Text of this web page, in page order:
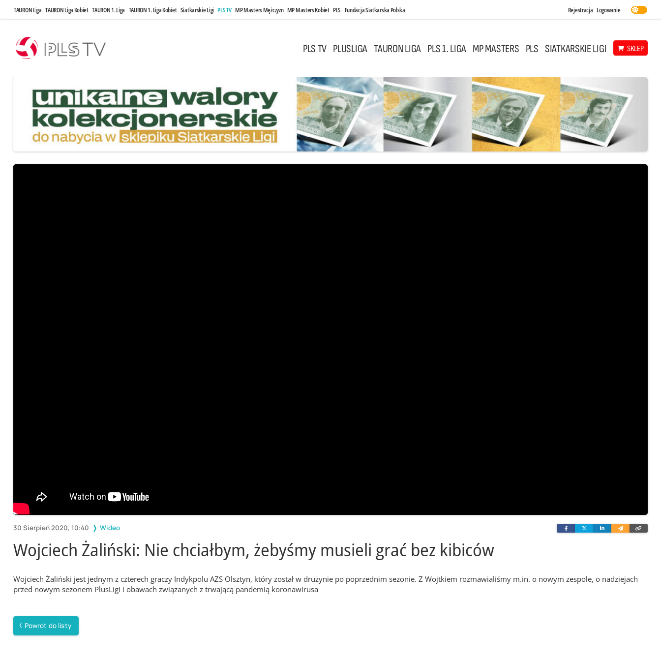
TAURON Liga TAURON Liga Kobiet TAURON 1. Liga TAURON 1. Liga Kobiet Siatkarskie Ligi PLS TV MP Masters Mężczyzn MP Masters Kobiet PLS Fundacja Siatkarska Polska Rejestracja Logowanie
PLS TV PLUSLIGA TAURON LIGA PLS 1. LIGA MP MASTERS PLS SIATKARSKIE LIGI SKLEP
30 Sierpień 2020, 10:40 Wideo FacebookTwitterLinkedinWyślij
e-
link
Wojciech Żaliński: Nie chciałbym, żebyśmy musieli grać bez kibiców
Wojciech Żaliński jest jednym z czterech graczy Indykpolu AZS Olsztyn, który został w drużynie po poprzednim sezonie. Z Wojtkiem rozmawialiśmy m.in. o nowym zespole, o nadziejach
przed nowym sezonem PlusLigi i obawach związanych z trwającą pandemią koronawirusa
Powrót do listy